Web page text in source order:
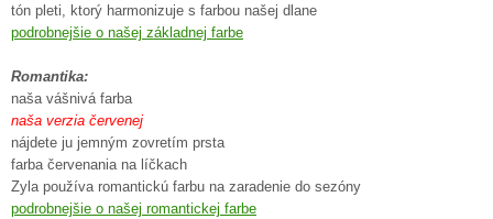
tón pleti, ktorý harmonizuje s farbou našej dlane
podrobnejšie o našej základnej farbe
Romantika:
naša vášnivá farba
naša verzia červenej
nájdete ju jemným zovretím prsta
farba červenania na líčkach
Zyla používa romantickú farbu na zaradenie do sezóny
podrobnejšie o našej romantickej farbe